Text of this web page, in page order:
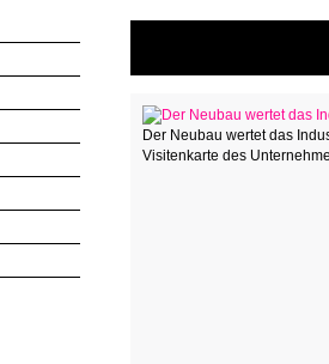
Der Neubau wertet das
Visitenkarte des